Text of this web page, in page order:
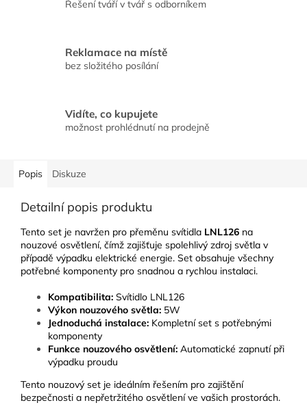
Řešení tváří v tvář s odborníkem
Reklamace na místě
bez složitého posílání
Vidíte, co kupujete
možnost prohlédnutí na prodejně
Popis Diskuze
Detailní popis produktu
Tento set je navržen pro přeměnu svítidla LNL126 na
nouzové osvětlení, čímž zajišťuje spolehlivý zdroj světla v
případě výpadku elektrické energie. Set obsahuje všechny
potřebné komponenty pro snadnou a rychlou instalaci.
Kompatibilita: Svítidlo LNL126
Výkon nouzového světla: 5W
Jednoduchá instalace: Kompletní set s potřebnými
komponenty
Funkce nouzového osvětlení: Automatické zapnutí při
výpadku proudu
Tento nouzový set je ideálním řešením pro zajištění
bezpečnosti a nepřetržitého osvětlení ve vašich prostorách.